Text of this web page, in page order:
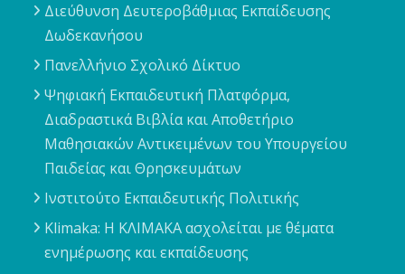
Διεύθυνση Δευτεροβάθμιας Εκπαίδευσης
Δωδεκανήσου
Πανελλήνιο Σχολικό Δίκτυο
Ψηφιακή Εκπαιδευτική Πλατφόρμα,
Διαδραστικά Βιβλία και Αποθετήριο
Μαθησιακών Αντικειμένων του Υπουργείου
Παιδείας και Θρησκευμάτων
Ινστιτούτο Εκπαιδευτικής Πολιτικής
Klimaka: Η ΚΛΙΜΑΚΑ ασχολείται με θέματα
ενημέρωσης και εκπαίδευσης